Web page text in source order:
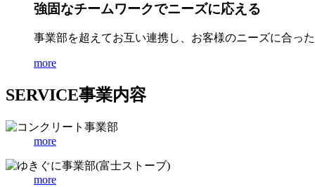
強固なチームワークでニーズに応える
事業部を超えてお互い連携し、お客様のニーズに合っ
more
SERVICE事業内容
more
more